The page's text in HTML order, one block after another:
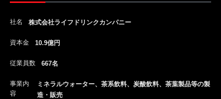
社名 株式会社ライフドリンクカンパニー
資本金 10.9億円
従業員数 667名
事業内
容
ミネラルウォーター、茶系飲料、炭酸飲料、茶葉製品等の製
造・販売